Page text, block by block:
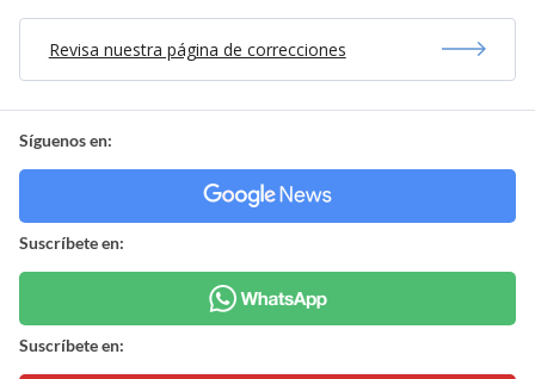
Revisa nuestra página de correcciones
Síguenos en:
Suscríbete en:
Suscríbete en: